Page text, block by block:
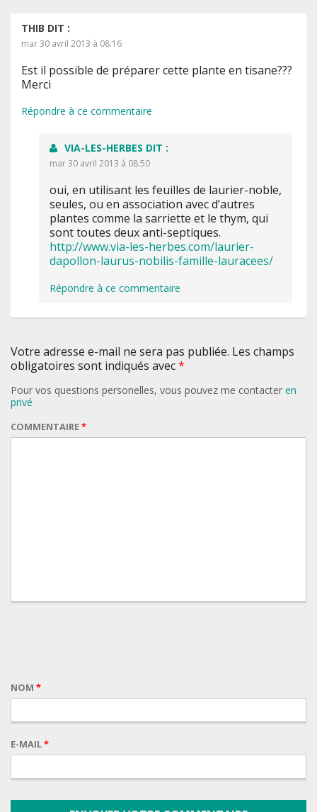
THIB DIT :
mar 30 avril 2013 à 08:16
Est il possible de préparer cette plante en tisane???
Merci
Répondre à ce commentaire
VIA-LES-HERBES DIT :
mar 30 avril 2013 à 08:50
oui, en utilisant les feuilles de laurier-noble,
seules, ou en association avec d’autres
plantes comme la sarriette et le thym, qui
sont toutes deux anti-septiques.
http://www.via-les-herbes.com/laurier-
dapollon-laurus-nobilis-famille-lauracees/
Répondre à ce commentaire
Votre adresse e-mail ne sera pas publiée. Les champs
obligatoires sont indiqués avec*
Pour vos questions personelles, vous pouvez me contacter en
privé
COMMENTAIRE*
NOM *
E-MAIL*